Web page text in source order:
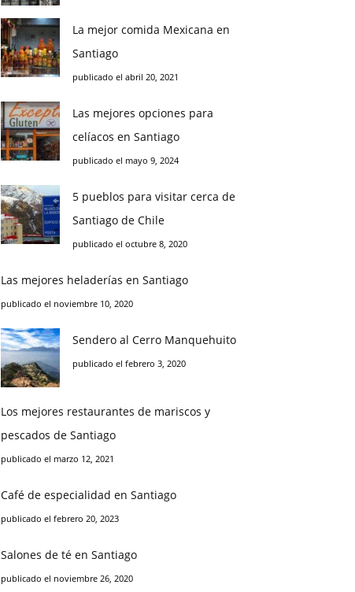
La mejor comida Mexicana en
Santiago
publicado el abril 20, 2021
Las mejores opciones para
celíacos en Santiago
publicado el mayo 9, 2024
5 pueblos para visitar cerca de
Santiago de Chile
publicado el octubre 8, 2020
Las mejores heladerías en Santiago
publicado el noviembre 10, 2020
Sendero al Cerro Manquehuito
publicado el febrero 3, 2020
Los mejores restaurantes de mariscos y
pescados de Santiago
publicado el marzo 12, 2021
Café de especialidad en Santiago
publicado el febrero 20, 2023
Salones de té en Santiago
publicado el noviembre 26, 2020